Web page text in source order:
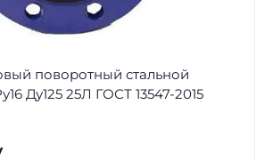
поворотный стальной
Ду125 25Л ГОСТ 13547-2015